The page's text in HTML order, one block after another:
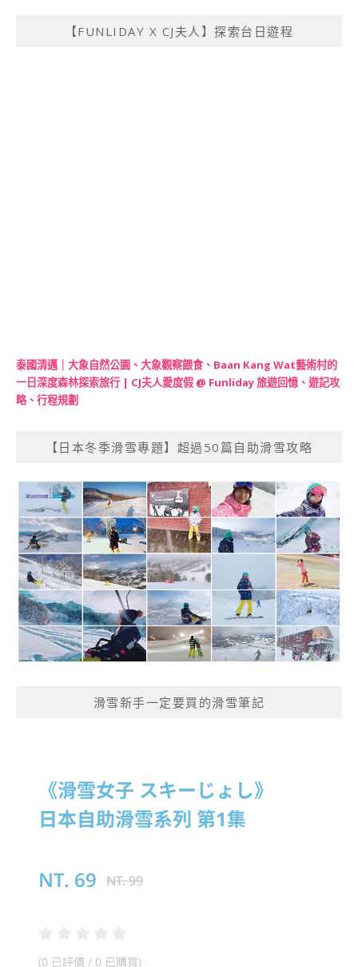
【FUNLIDAY X CJ夫人】探索台日遊程
泰國清邁｜大象自然公園、大象觀察餵食、Baan Kang Wat藝術村的
一日深度森林探索旅行 | CJ夫人愛度假 @ Funliday 旅遊回憶、遊記攻
略、行程規劃
【日本冬季滑雪專題】超過50篇自助滑雪攻略
滑雪新手一定要買的滑雪筆記